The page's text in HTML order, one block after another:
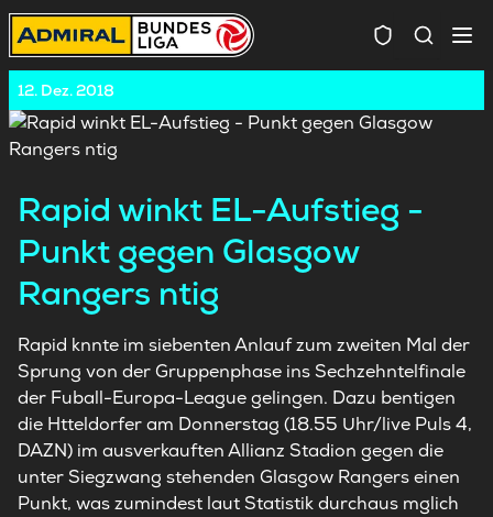
12. Dez. 2018
Rapid winkt EL-Aufstieg -
Punkt gegen Glasgow
Rangers ntig
Rapid knnte im siebenten Anlauf zum zweiten Mal der
Sprung von der Gruppenphase ins Sechzehntelfinale
der Fuball-Europa-League gelingen. Dazu bentigen
die Htteldorfer am Donnerstag (18.55 Uhr/live Puls 4,
DAZN) im ausverkauften Allianz Stadion gegen die
unter Siegzwang stehenden Glasgow Rangers einen
Punkt, was zumindest laut Statistik durchaus mglich